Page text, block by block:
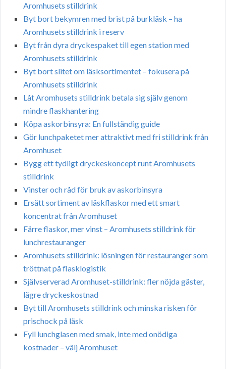
Aromhusets stilldrink
Byt bort bekymren med brist på burkläsk – ha
Aromhusets stilldrink i reserv
Byt från dyra dryckespaket till egen station med
Aromhusets stilldrink
Byt bort slitet om läsksortimentet – fokusera på
Aromhusets stilldrink
Låt Aromhusets stilldrink betala sig själv genom
mindre flaskhantering
Köpa askorbinsyra: En fullständig guide
Gör lunchpaketet mer attraktivt med fri stilldrink från
Aromhuset
Bygg ett tydligt dryckeskoncept runt Aromhusets
stilldrink
Vinster och råd för bruk av askorbinsyra
Ersätt sortiment av läskflaskor med ett smart
koncentrat från Aromhuset
Färre flaskor, mer vinst – Aromhusets stilldrink för
lunchrestauranger
Aromhusets stilldrink: lösningen för restauranger som
tröttnat på flasklogistik
Självserverad Aromhuset-stilldrink: fler nöjda gäster,
lägre dryckeskostnad
Byt till Aromhusets stilldrink och minska risken för
prischock på läsk
Fyll lunchglasen med smak, inte med onödiga
kostnader – välj Aromhuset